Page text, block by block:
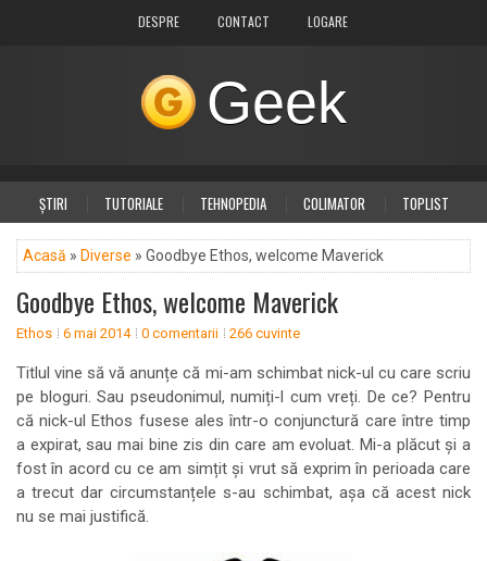
DESPRE CONTACT LOGARE
Geek
ȘTIRI TUTORIALE TEHNOPEDIA COLIMATOR
TOPLIST
DIVERSE
PLUS
Acasă » Diverse » Goodbye Ethos, welcome Maverick
Goodbye Ethos, welcome Maverick
Ethos 6 mai 2014 0 comentarii 266 cuvinte
Titlul vine să vă anunțe că mi-am schimbat nick-ul cu care scriu
pe bloguri. Sau pseudonimul, numiți-l cum vreți. De ce? Pentru
că nick-ul Ethos fusese ales într-o conjunctură care între timp
a expirat, sau mai bine zis din care am evoluat. Mi-a plăcut și a
fost în acord cu ce am simțit și vrut să exprim în perioada care
a trecut dar circumstanțele s-au schimbat, așa că acest nick
nu se mai justifică.